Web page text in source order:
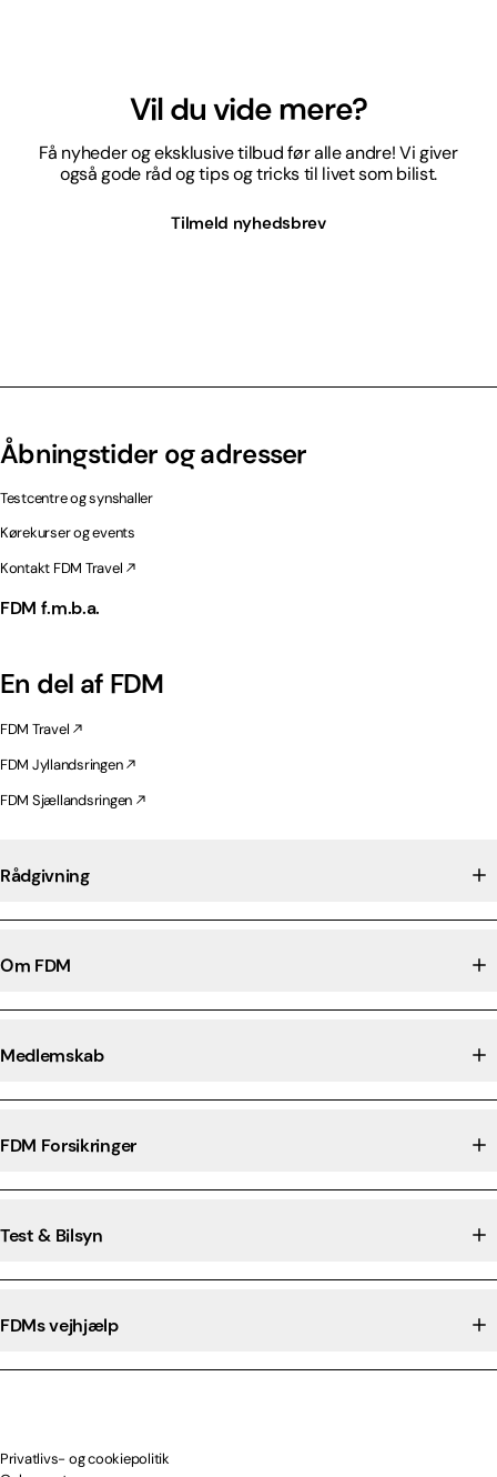
Vil du vide mere?
Få nyheder og eksklusive tilbud før alle andre! Vi giver
også gode råd og tips og tricks til livet som bilist.
Tilmeld nyhedsbrev
Åbningstider og adresser
Testcentre og synshaller
Kørekurser og events
Kontakt FDM Travel
FDM f.m.b.a.
En del af FDM
FDM Travel
FDM Jyllandsringen
FDM Sjællandsringen
Rådgivning
Om FDM
Medlemskab
FDM Forsikringer
Test & Bilsyn
FDMs vejhjælp
Privatlivs- og cookiepolitik